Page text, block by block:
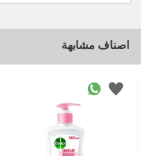
اصناف مشابهة